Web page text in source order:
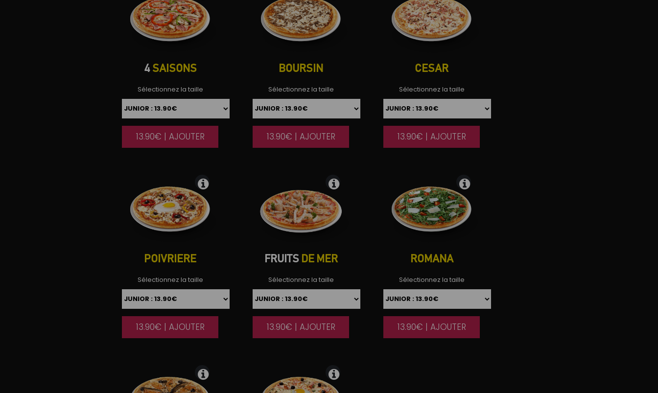
4SAISONS
Sélectionnez la taille
|
13.90€ | AJOUTER
BOURSIN
Sélectionnez la taille
|
13.90€ | AJOUTER
CESAR
Sélectionnez la taille
|
13.90€ | AJOUTER
POIVRIERE
Sélectionnez la taille
|
13.90€ | AJOUTER
FRUITSDE MER
Sélectionnez la taille
|
13.90€ | AJOUTER
ROMANA
Sélectionnez la taille
|
13.90€ | AJOUTER